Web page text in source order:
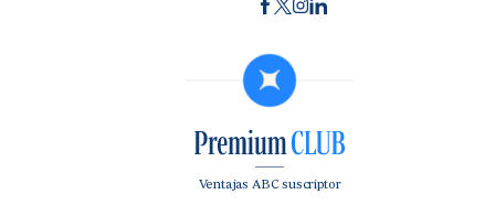
Ventajas ABC suscriptor